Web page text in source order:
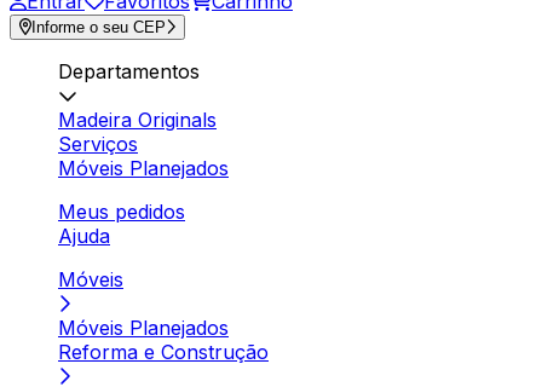
Informe o seu CEP
Departamentos
Madeira Originals
Serviços
Móveis Planejados
Meus pedidos
Ajuda
Móveis
Móveis Planejados
Reforma e Construção